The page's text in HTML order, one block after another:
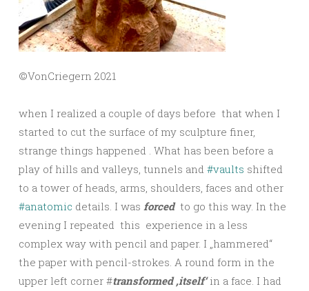
©️VonCriegern 2021
when I realized a couple of days before that when I
started to cut the surface of my sculpture finer,
strange things happened . What has been before a
play of hills and valleys, tunnels and #vaults shifted
to a tower of heads, arms, shoulders, faces and other
#anatomic details. I was forced to go this way. In the
evening I repeated this experience in a less
complex way with pencil and paper. I „hammered“
the paper with pencil-strokes. A round form in the
upper left corner #transformed ‚itself‘in a face. I had